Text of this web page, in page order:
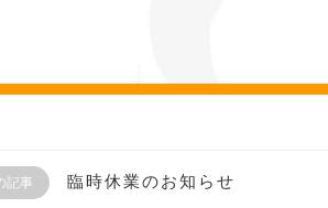
記事 臨時休業のお知らせ